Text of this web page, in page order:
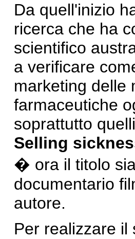
Da quell'inizio
ricerca che ha
scientifico
a verificare
marketing delle
farmaceutiche
soprattutto
Selling
� ora il titolo
documentario
autore.
Per realizzare il